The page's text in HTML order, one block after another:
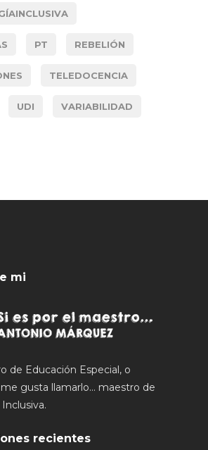
PT REBELIÓN
TELEDOCENCIA
UDI VARIABILIDAD
mi
de Educación Especial, o
gusta llamarlo... maestro de
recientes